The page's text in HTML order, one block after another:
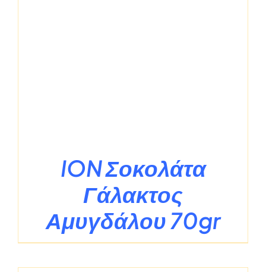
ION Σοκολάτα
Γάλακτος
Αμυγδάλου 70gr